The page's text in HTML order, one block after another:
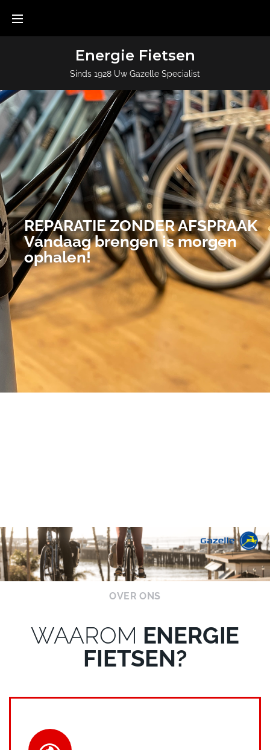
Energie Fietsen
Sinds 1928 Uw Gazelle Specialist
REPARATIE ZONDER AFSPRAAK
Vandaag brengen is morgen
ophalen!
OVER ONS
WAAROM ENERGIE
FIETSEN?